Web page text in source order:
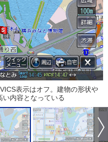
表示はオフ。建物の形状や
内容となっている